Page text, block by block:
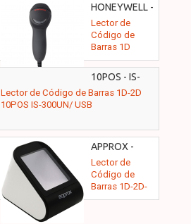
HONEYWELL -
MK5145-
31A38
Lector de
Código de
Barras 1D
Honeywell
MK5145
Eclipse/ USB
10POS - IS-
300UN
Lector de Código de Barras 1D-2D
10POS IS-300UN/ USB
APPROX -
APPLS20DESK+
Lector de
Código de
Barras 1D-2D-
PDF-QR